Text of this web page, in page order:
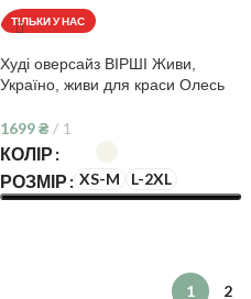
ТІЛЬКИ У НАС
Худі оверсайз ВІРШІ Живи,
Україно, живи для краси Олесь
1699₴ 1
КОЛІР
РОЗМІР
XS-M L-2XL
1 2